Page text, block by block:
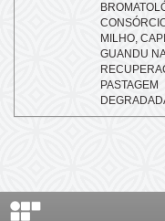
MILHO,
GUANDU NA
PASTAGEM